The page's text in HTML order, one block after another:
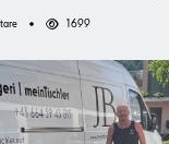
Zu
Der
Richtigen
Verbindungstechnik
Ein
Flughafendach
1699